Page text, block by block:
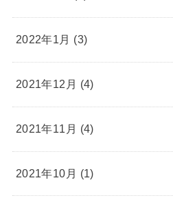
2022年1月 (3)
2021年12月 (4)
2021年11月 (4)
2021年10月 (1)